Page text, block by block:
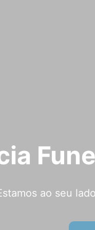
ao seu